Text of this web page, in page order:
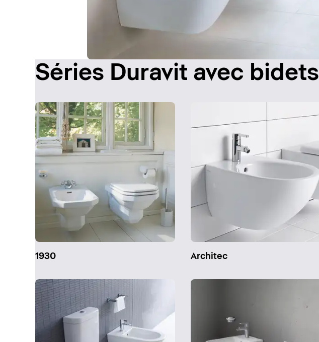
Séries Duravit avec bidets
1930 Architec